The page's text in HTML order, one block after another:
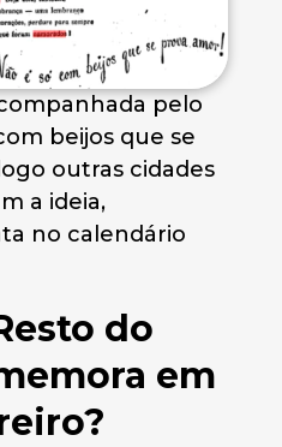
pelo
beijos que se
outras cidades
a ideia,
no calendário
do
em